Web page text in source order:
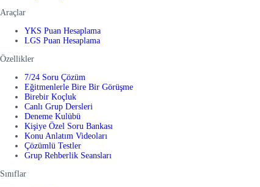
Araçlar
YKS Puan Hesaplama
LGS Puan Hesaplama
Özellikler
7/24 Soru Çözüm
Eğitmenlerle Bire Bir Görüşme
Birebir Koçluk
Canlı Grup Dersleri
Deneme Kulübü
Kişiye Özel Soru Bankası
Konu Anlatım Videoları
Çözümlü Testler
Grup Rehberlik Seansları
Sınıflar